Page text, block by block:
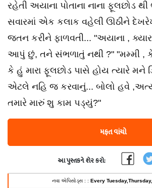
રહેતી અયાના પોતાના નાના ફૂલછોડ થી
સવારમાં એક કલાક વહેલી ઊઠીને
જતન કરીને ફાળવતી... "અયાના ,
આપું છું, તને સંભળાતું નથી ?" "મમ્મી ,
કે હું મારા ફૂલછોડ પાસે હોય ત્યારે મને
એટલે નહિ જ કરવાનું... બોલો હવે
તમારે મારું શુ કામ પડ્યું?"
મફત વાંચો
આ પુસ્તકને શેર કરો:
નવા એપિસોડ્સ : : Every